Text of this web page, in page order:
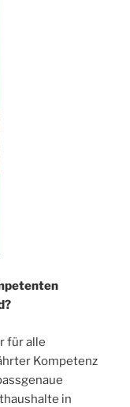
für alle
Kompetenz
in